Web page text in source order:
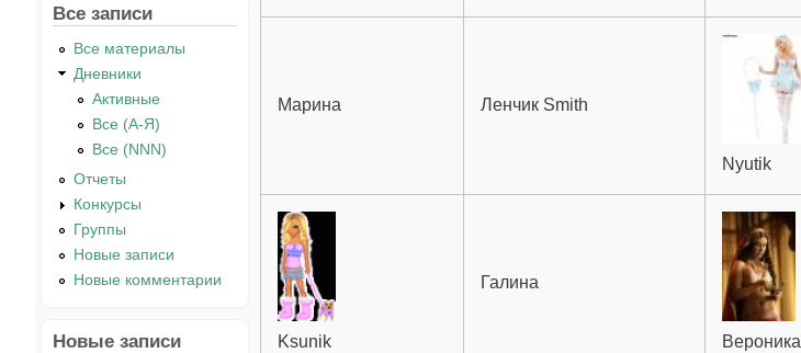
Марина Ленчик Smith
Nyutik
Ksunik
Галина
Вероника
Все записи
Все материалы
Дневники
Активные
Все (А-Я)
Все (NNN)
Отчеты
Конкурсы
Группы
Новые записи
Новые комментарии
Новые записи